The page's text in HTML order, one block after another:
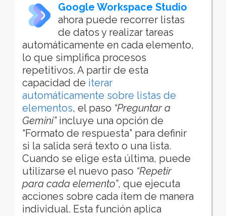
Google Workspace Studio
ahora puede recorrer listas
de datos y realizar tareas
automáticamente en cada elemento,
lo que simplifica procesos
repetitivos. A partir de esta
capacidad de iterar
automáticamente sobre listas de
elementos, el paso “Preguntar a
Gemini”incluye una opción de
“Formato de respuesta” para definir
si la salida será texto o una lista.
Cuando se elige esta última, puede
utilizarse el nuevo paso “Repetir
para cada elemento”, que ejecuta
acciones sobre cada ítem de manera
individual. Esta función aplica